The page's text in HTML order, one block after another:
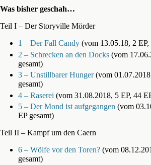
Was bisher geschah…
Teil I – Der Storyville Mörder
1 – Der Fall Candy(vom 13.05.18, 2 EP,
2 – Schrecken an den Docks(vom
gesamt)
3 – Unstillbarer Hunger(vom
gesamt)
4 – Raserei (vom 31.08.2018, 5 EP, 44
5 – Der Mond ist aufgegangen (vom
EP gesamt)
Teil II – Kampf um den Caern
6 – Wölfe vor den Toren?(vom
gesamt)